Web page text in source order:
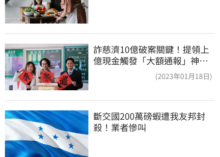
詐慈濟10億破案關鍵！提領上
億現金觸發「大額通報」神鬼
(2023年01月18日)
斷交國200萬磅蝦遭我友邦封
殺！業者慘叫